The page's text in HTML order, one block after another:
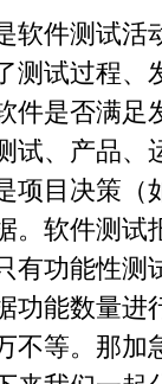
软件测试活
测试过程、
件是否满足
试、产品、
项目决策（
。软件测试
有功能性测
功能数量进
不等。 那加